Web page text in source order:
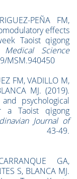
PEÑA FM,
effects
Taoist qigong
Medical Science
MSM.940450
FM, VADILLO M,
MJ. (2019).
psychological
a Taoist qigong
Journal of
49.
GA,
S, BLANCA MJ.